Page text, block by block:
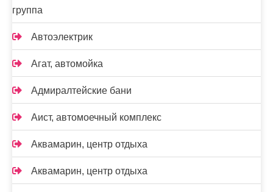
группа
Автоэлектрик
Агат, автомойка
Адмиралтейские бани
Аист, автомоечный комплекс
Аквамарин, центр отдыха
Аквамарин, центр отдыха